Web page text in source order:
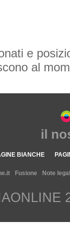
e
al
il
BIANCHE
Fusione Note